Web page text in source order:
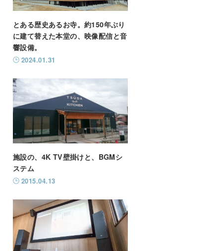
とある歴史あるお寺。約150年ぶり
に建て替えた本堂の、映像配信と音
響設備。
2024.01.31
施設の、4K TV壁掛けと、BGMシ
ステム
2015.04.13